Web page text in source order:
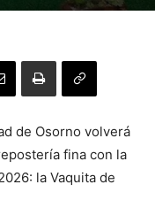
de Osorno volverá
fina con la
la Vaquita de